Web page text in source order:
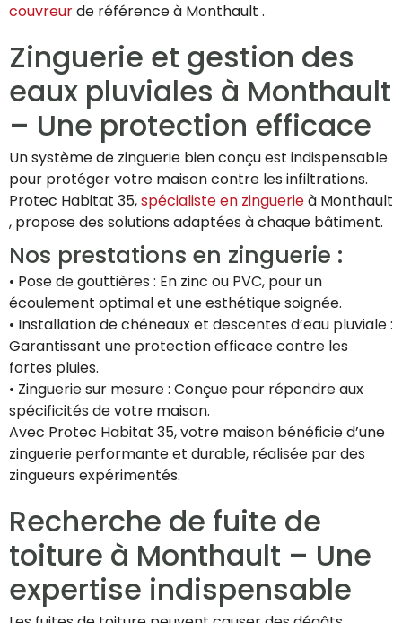
couvreurde référence à Monthault .
Zinguerie et gestion des
eaux pluviales à Monthault
– Une protection efficace
Un système de zinguerie bien conçu est indispensable
pour protéger votre maison contre les infiltrations.
Protec Habitat 35,spécialiste en zinguerieà Monthault
, propose des solutions adaptées à chaque bâtiment.
Nos prestations en zinguerie :
• Pose de gouttières : En zinc ou PVC, pour un
écoulement optimal et une esthétique soignée.
• Installation de chéneaux et descentes d’eau pluviale :
Garantissant une protection efficace contre les
fortes pluies.
• Zinguerie sur mesure : Conçue pour répondre aux
spécificités de votre maison.
Avec Protec Habitat 35, votre maison bénéficie d’une
zinguerie performante et durable, réalisée par des
zingueurs expérimentés.
Recherche de fuite de
toiture à Monthault – Une
expertise indispensable